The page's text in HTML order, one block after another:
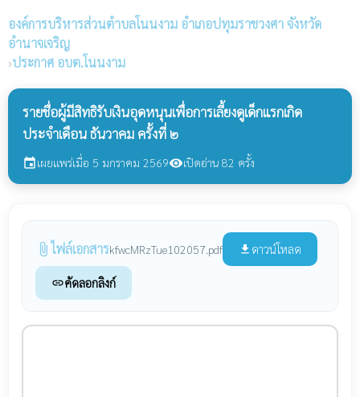
องค์การบริหารส่วนตำบลโนนงาม อำเภอปทุมราชวงศา จังหวัด
อำนาจเจริญ
›ประกาศ อบต.โนนงาม
รายชื่อผู้มีสิทธิรับเงินอุดหนุนเพื่อการเลี้ยงดูเด็กแรกเกิด
ประจำเดือน ธันวาคม ครั้งที่ ๒
eventเผยแพร่เมื่อ 5 มกราคม 2569visibilityเปิดอ่าน 82 ครั้ง
attach_file ไฟล์เอกสารkfwcMRzTue102057.pdf file_download ดาวน์โหลด
linkคัดลอกลิงก์